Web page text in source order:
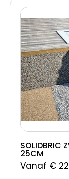
800 X
800 X
SOLIDBRIC
25CM
Vanaf €